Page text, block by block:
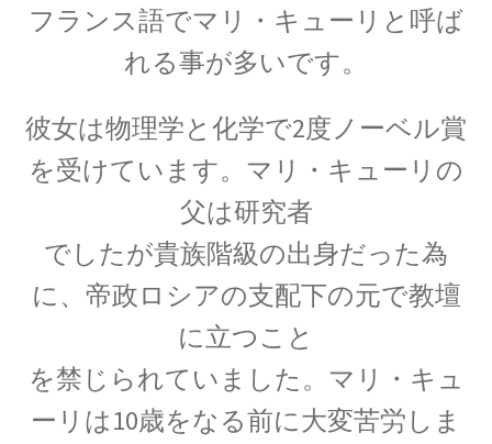
20世紀生まれの
物理学者の纏め
レンツ_Heinrich Friedrich Emil Lenz
【変動磁場_誘導
起電力を法則化】
【トピック】
受勲について
【イギリスの叙勲・など】
フランス語でマリ・キューリと呼ば
れる事が多いです。
彼女は物理学と化学で2度ノーベル賞
を受けています。マリ・キューリの
父は研究者
でしたが貴族階級の出身だった為
に、帝政ロシアの支配下の元で教壇
に立つこと
を禁じられていました。マリ・キュ
ーリは10歳をなる前に大変苦労しま